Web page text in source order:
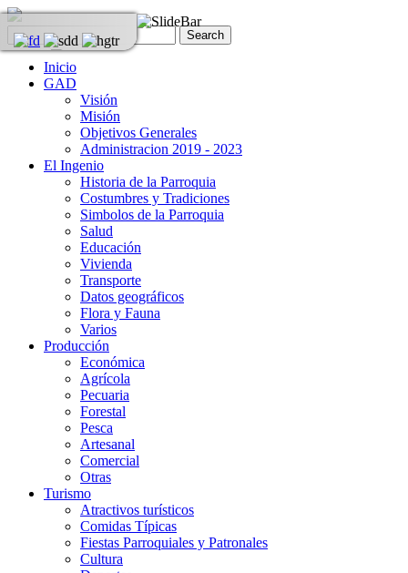
Inicio
GAD
Visión
Misión
Objetivos Generales
Administracion 2019 - 2023
El Ingenio
Historia de la Parroquia
Costumbres y Tradiciones
Simbolos de la Parroquia
Salud
Educación
Vivienda
Transporte
Datos geográficos
Flora y Fauna
Varios
Producción
Económica
Agrícola
Pecuaria
Forestal
Pesca
Artesanal
Comercial
Otras
Turismo
Atractivos turísticos
Comidas Típicas
Fiestas Parroquiales y Patronales
Cultura